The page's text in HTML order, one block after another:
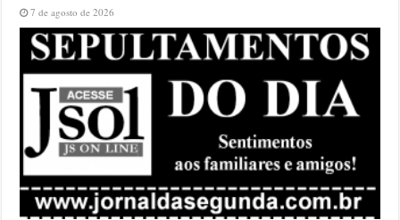
7 de agosto de 2026